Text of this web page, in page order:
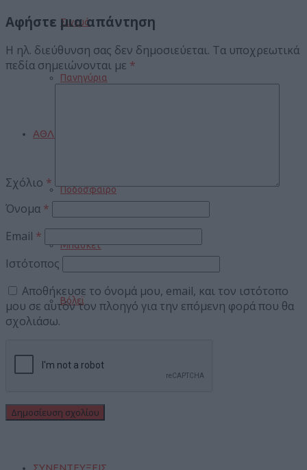
Σινεμά
Πανηγύρια
ΑΘΛΗΤΙΣΜΟΣ
Ποδόσφαιρο
Μπάσκετ
Βόλεϊ
Πυγμαχία
ΣΥΝΕΝΤΕΥΞΕΙΣ
Αφήστε μια απάντηση
Η ηλ. διεύθυνση σας δεν δημοσιεύεται. Τα υποχρεωτικά
πεδία σημειώνονται με *
Σχόλιο *
Όνομα *
Email *
Ιστότοπος
Αποθήκευσε το όνομά μου, email, και τον ιστότοπο
μου σε αυτόν τον πλοηγό για την επόμενη φορά που θα
σχολιάσω.